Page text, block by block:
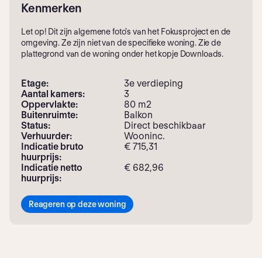
Kenmerken
Let op! Dit zijn algemene foto's van het Fokusproject en de
omgeving. Ze zijn niet van de specifieke woning. Zie de
plattegrond van de woning onder het kopje Downloads.
Etage:
3e verdieping
Aantal kamers:
3
Oppervlakte:
80 m2
Buitenruimte:
Balkon
Status:
Direct beschikbaar
Verhuurder:
Wooninc.
Indicatie bruto
huurprijs:
€ 715,31
Indicatie netto
huurprijs:
€ 682,96
Reageren op deze woning